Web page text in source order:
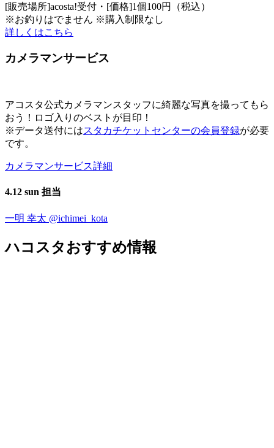
[販売場所]acosta!受付・[価格]1個100円（税込）
※お釣りはでません ※購入制限なし
詳しくはこちら
カメラマンサービス
アコスタ公式カメラマンスタッフに綺麗な写真を撮ってもら
おう！ロゴ入りのベストが目印！
※データ送付にはスタカチケットセンターの会員登録が必要
です。
カメラマンサービス詳細
4.12 sun 担当
一明 幸太 @ichimei_kota
ハコスタおすすめ情報